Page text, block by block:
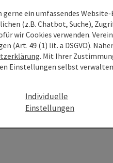
ein umfassendes
(z.B. Chatbot, Suche),
wir Cookies verwenden.
(Art. 49 (1) lit. a DSGVO).
. Mit Ihrer
Einstellungen selbst
Individuelle
Einstellungen